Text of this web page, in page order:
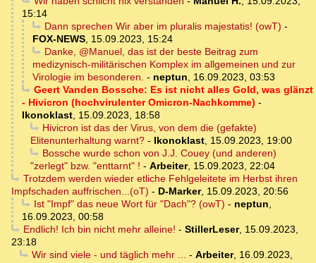
15:14
Dann sprechen Wir aber im pluralis majestatis! (owT) -
FOX-NEWS, 15.09.2023, 15:24
Danke, @Manuel, das ist der beste Beitrag zum
medizynisch-militärischen Komplex im allgemeinen und zur
Virologie im besonderen. - neptun, 16.09.2023, 03:53
Geert Vanden Bossche: Es ist nicht alles Gold, was glänzt
- Hivicron (hochvirulenter Omicron-Nachkomme) -
Ikonoklast, 15.09.2023, 18:58
Hivicron ist das der Virus, von dem die (gefakte)
Elitenunterhaltung warnt? - Ikonoklast, 15.09.2023, 19:00
Bossche wurde schon von J.J. Couey (und anderen)
"zerlegt" bzw. "enttarnt" ! - Arbeiter, 15.09.2023, 22:04
Trotzdem werden wieder etliche Fehlgeleitete im Herbst ihren
Impfschaden auffrischen...(oT) - D-Marker, 15.09.2023, 20:56
Ist "Impf" das neue Wort für "Dach"? (owT) - neptun,
16.09.2023, 00:58
Endlich! Ich bin nicht mehr alleine! - StillerLeser, 15.09.2023,
23:18
Wir sind viele - und täglich mehr ... - Arbeiter, 16.09.2023,